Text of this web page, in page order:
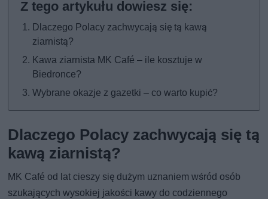
Dlaczego Polacy zachwycają się tą kawą
ziarnistą?
Kawa ziarnista MK Café – ile kosztuje w
Biedronce?
Wybrane okazje z gazetki – co warto kupić?
Dlaczego Polacy zachwycają się tą
kawą ziarnistą?
MK Café od lat cieszy się dużym uznaniem wśród osób
szukających wysokiej jakości kawy do codziennego